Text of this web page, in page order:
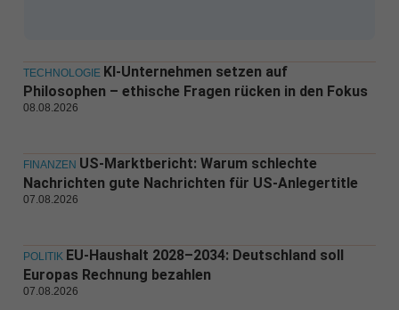
TECHNOLOGIE KI-Unternehmen setzen auf
Philosophen – ethische Fragen rücken in den Fokus
08.08.2026
FINANZEN US-Marktbericht: Warum schlechte
Nachrichten gute Nachrichten für US-Anlegertitle
07.08.2026
POLITIK EU-Haushalt 2028–2034: Deutschland soll
Europas Rechnung bezahlen
07.08.2026